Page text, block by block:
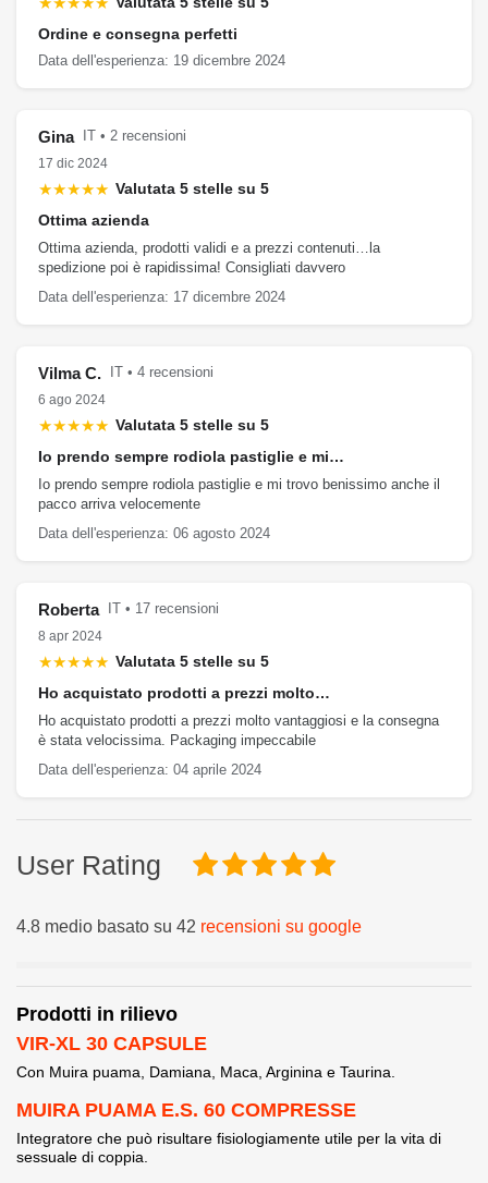
Ordine e consegna perfetti
Data dell'esperienza: 19 dicembre 2024
Gina
IT • 2 recensioni
17 dic 2024
★★★★★ Valutata 5 stelle su 5
Ottima azienda
Ottima azienda, prodotti validi e a prezzi contenuti…la
spedizione poi è rapidissima! Consigliati davvero
Data dell'esperienza: 17 dicembre 2024
Vilma C.
IT • 4 recensioni
6 ago 2024
★★★★★ Valutata 5 stelle su 5
Io prendo sempre rodiola pastiglie e mi…
Io prendo sempre rodiola pastiglie e mi trovo benissimo anche il
pacco arriva velocemente
Data dell'esperienza: 06 agosto 2024
Roberta
IT • 17 recensioni
8 apr 2024
★★★★★ Valutata 5 stelle su 5
Ho acquistato prodotti a prezzi molto…
Ho acquistato prodotti a prezzi molto vantaggiosi e la consegna
è stata velocissima. Packaging impeccabile
Data dell'esperienza: 04 aprile 2024
User Rating
4.8 medio basato su 42 recensioni su google
Prodotti in rilievo
VIR-XL 30 CAPSULE
Con Muira puama, Damiana, Maca, Arginina e Taurina.
MUIRA PUAMA E.S. 60 COMPRESSE
Integratore che può risultare fisiologiamente utile per la vita di
sessuale di coppia.